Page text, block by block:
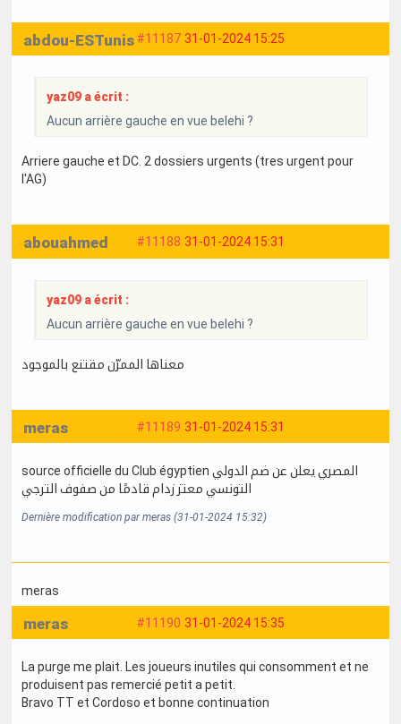
#11187 31-01-2024 15:25
abdou-ESTunis
yaz09 a écrit :
Aucun arrière gauche en vue belehi ?
Arriere gauche et DC. 2 dossiers urgents (tres urgent pour
l'AG)
#11188 31-01-2024 15:31
abouahmed
yaz09 a écrit :
Aucun arrière gauche en vue belehi ?
معناها الممرّن مقتنع بالموجود
#11189 31-01-2024 15:31
meras
source officielle du Club égyptien المصري يعلن عن ضم الدولي
التونسي معتز زدام قادمًا من صفوف الترجي
Dernière modification par meras (31-01-2024 15:32)
meras
#11190 31-01-2024 15:35
meras
La purge me plait. Les joueurs inutiles qui consomment et ne
produisent pas remercié petit a petit.
Bravo TT et Cordoso et bonne continuation